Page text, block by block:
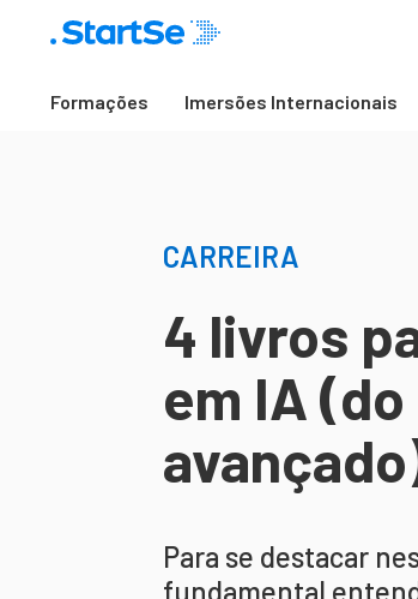
Formações Imersões Internacionais
CARREIRA
4 livros
em IA
Para se destacar
fundamental